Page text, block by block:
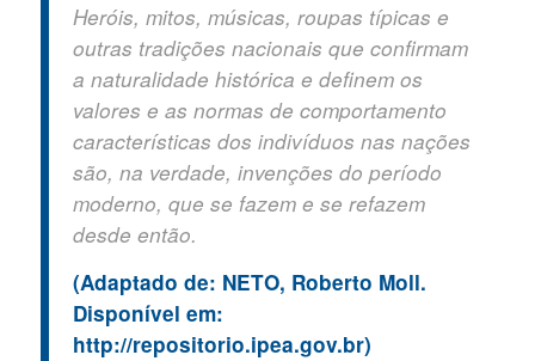
Heróis, mitos, músicas, roupas típicas e
outras tradições nacionais que confirmam
a naturalidade histórica e definem os
valores e as normas de comportamento
características dos indivíduos nas nações
são, na verdade, invenções do período
moderno, que se fazem e se refazem
desde então.
(Adaptado de: NETO, Roberto Moll.
Disponível em:
http://repositorio.ipea.gov.br)